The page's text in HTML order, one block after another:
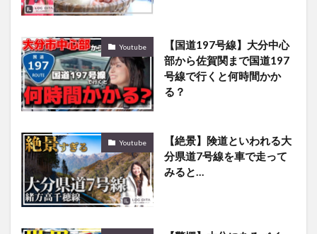
Youtube
【国道197号線】大分中心
部から佐賀関まで国道197
号線で行くと何時間かか
る？
Youtube
【絶景】険道といわれる大
分県道7号線を車で走って
みると…